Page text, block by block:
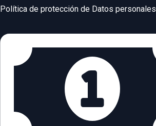
Política de protección de Datos personales